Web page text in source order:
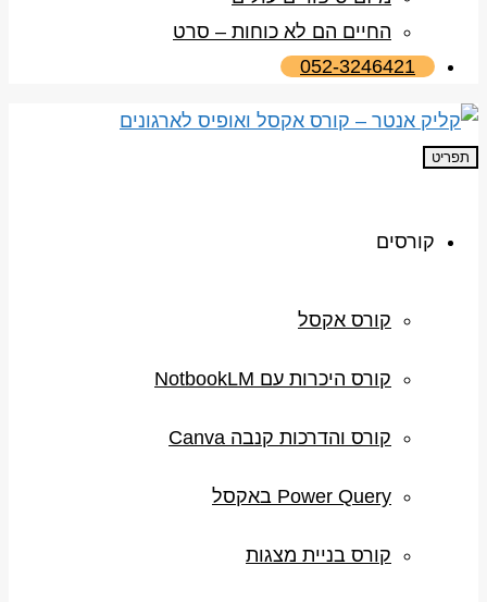
החיים הם לא כוחות – סרט
052-3246421
תפריט
קורסים
קורס אקסל
קורס היכרות עם NotbookLM
קורס והדרכות קנבה Canva
Power Query באקסל
קורס בניית מצגות